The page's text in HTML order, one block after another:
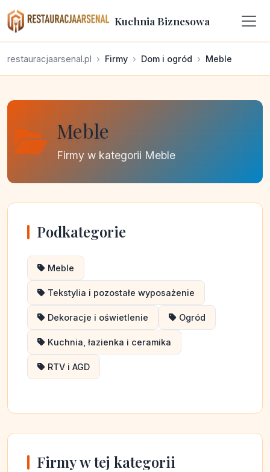
Kuchnia Biznesowa
restauracjaarsenal.pl Firmy Dom i ogród Meble
Meble
Firmy w kategorii Meble
Podkategorie
Meble
Tekstylia i pozostałe wyposażenie
Dekoracje i oświetlenie Ogród
Kuchnia, łazienka i ceramika
RTV i AGD
Firmy w tej kategorii